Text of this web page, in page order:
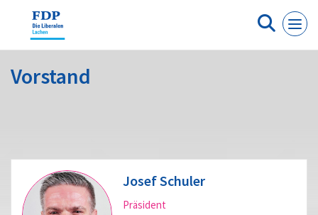
Vorstand
Josef Schuler
Präsident
Cookie-Einstellungen